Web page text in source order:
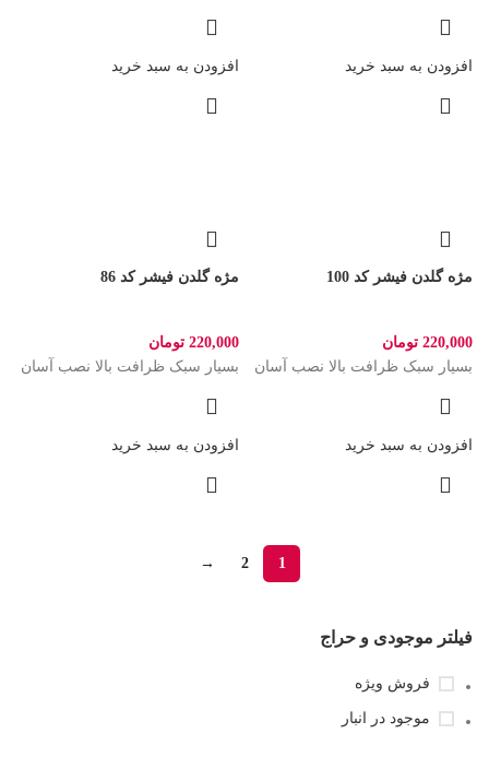
فیلتر موجودی و حراج
فروش ویژه
موجود در انبار
افزودن به سبد خرید افزودن به سبد خرید
مژه گلدن فیشر کد 100
220,000 تومان
بسیار سبک ظرافت بالا نصب آسان
افزودن به سبد خرید
مژه گلدن فیشر کد 86
220,000 تومان
بسیار سبک ظرافت بالا نصب آسان
افزودن به سبد خرید
1
2
→